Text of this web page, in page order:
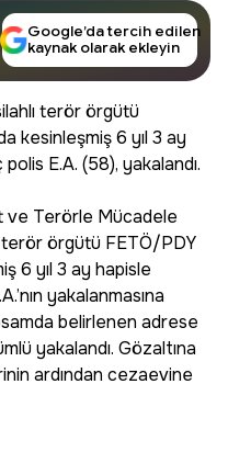
Google’da tercih edilen
kaynak olarak ekleyin
terör örgütü
kesinleşmiş 6 yıl 3 ay
E.A. (58), yakalandı.
ve Terörle Mücadele
terör örgütü FETÖ/PDY
6 yıl 3 ay hapisle
yakalanmasına
belirlenen adrese
yakalandı. Gözaltına
ardından cezaevine